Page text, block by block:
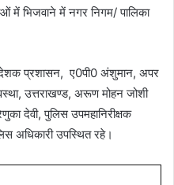
में भिजवाने में नगर निगम/ पालिका
प्रशासन, ए0पी0 अंशुमान, अपर
उत्तराखण्ड, अरूण मोहन जोशी
देवी, पुलिस उपमहानिरीक्षक
अधिकारी उपस्थित रहे।